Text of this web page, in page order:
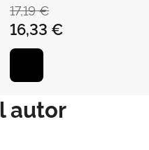
17,19 €
16,33 €
autor